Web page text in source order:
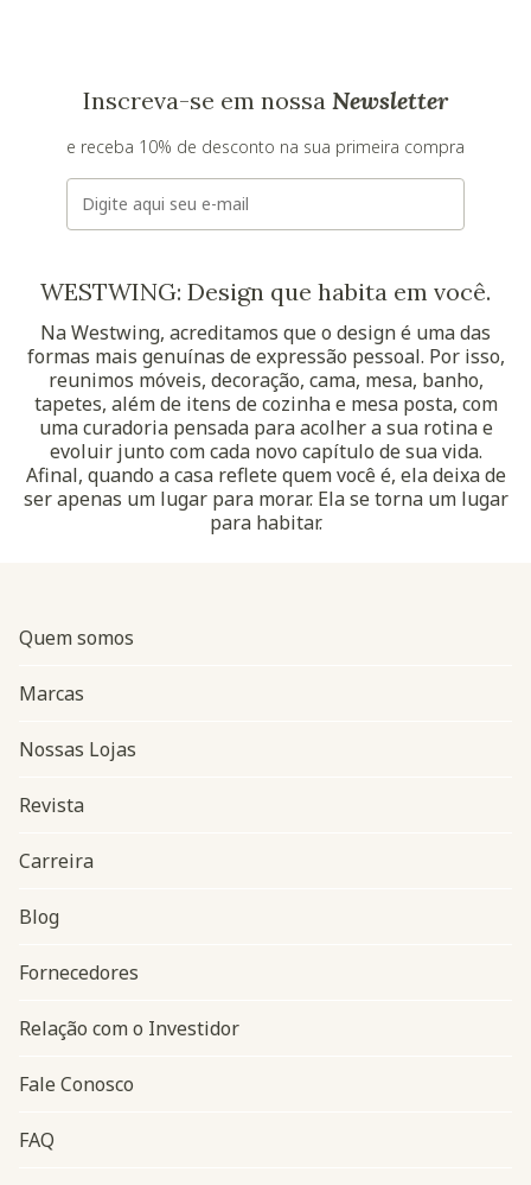
Inscreva-se em nossa Newsletter
e receba 10% de desconto na sua primeira compra
E-mail
WESTWING: Design que habita em você.
Na Westwing, acreditamos que o design é uma das
formas mais genuínas de expressão pessoal. Por isso,
reunimos móveis, decoração, cama, mesa, banho,
tapetes, além de itens de cozinha e mesa posta, com
uma curadoria pensada para acolher a sua rotina e
evoluir junto com cada novo capítulo de sua vida.
Afinal, quando a casa reflete quem você é, ela deixa de
ser apenas um lugar para morar. Ela se torna um lugar
para habitar.
Navegação do rodapé
Quem somos
Marcas
Nossas Lojas
Revista
Carreira
Blog
Fornecedores
Relação com o Investidor
Fale Conosco
FAQ